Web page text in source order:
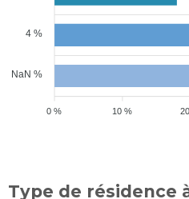
4 %
NaN %
10 %
0 %
Type de résidence